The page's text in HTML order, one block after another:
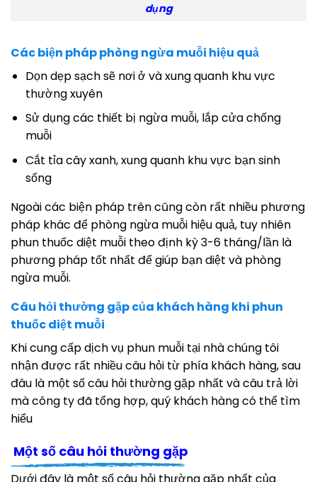
dụng
Các biện pháp phòng ngừa muỗi hiệu quả
Dọn dẹp sạch sẽ nơi ở và xung quanh khu vực
thường xuyên
Sử dụng các thiết bị ngừa muỗi, lắp cửa chống
muỗi
Cắt tỉa cây xanh, xung quanh khu vực bạn sinh
sống
Ngoài các biện pháp trên cũng còn rất nhiều phương
pháp khác để phòng ngừa muỗi hiệu quả, tuy nhiên
phun thuốc diệt muỗi theo định kỳ 3-6 tháng/lần là
phương pháp tốt nhất để giúp bạn diệt và phòng
ngừa muỗi.
Câu hỏi thường gặp của khách hàng khi phun
thuốc diệt muỗi
Khi cung cấp dịch vụ phun muỗi tại nhà chúng tôi
nhận được rất nhiều câu hỏi từ phía khách hàng, sau
đâu là một số câu hỏi thường gặp nhất và câu trả lời
mà công ty đã tổng hợp, quý khách hàng có thể tìm
hiểu
Một số câu hỏi thường gặp